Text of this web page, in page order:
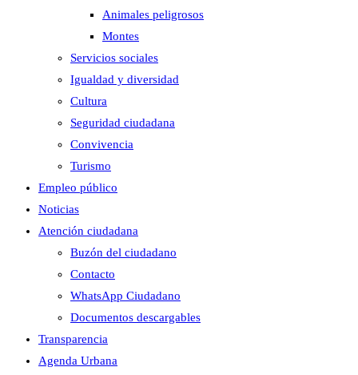
Animales peligrosos
Montes
Servicios sociales
Igualdad y diversidad
Cultura
Seguridad ciudadana
Convivencia
Turismo
Empleo público
Noticias
Atención ciudadana
Buzón del ciudadano
Contacto
WhatsApp Ciudadano
Documentos descargables
Transparencia
Agenda Urbana